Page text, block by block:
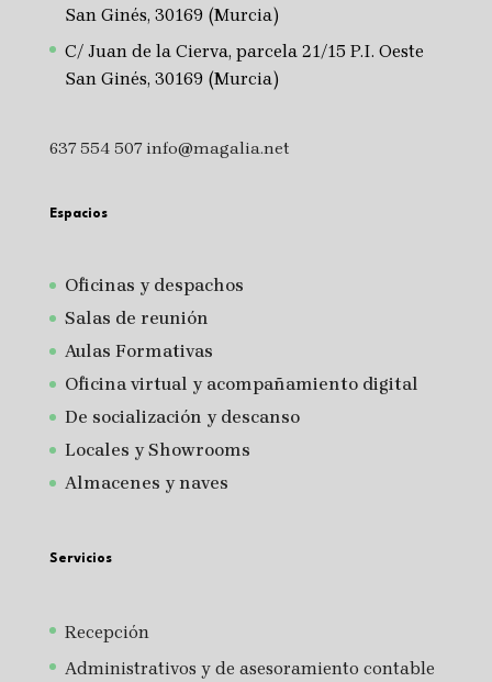
San Ginés, 30169 (Murcia)
C/ Juan de la Cierva, parcela 21/15 P.I. Oeste
San Ginés, 30169 (Murcia)
637 554 507 info@magalia.net
Espacios
Oficinas y despachos
Salas de reunión
Aulas Formativas
Oficina virtual y acompañamiento digital
De socialización y descanso
Locales y Showrooms
Almacenes y naves
Servicios
Recepción
Administrativos y de asesoramiento contable